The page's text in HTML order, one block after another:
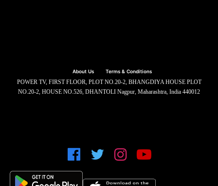
About Us Terms & Conditions
POWER TV, FIRST FLOOR, PLOT NO.20-2, BHANGDIYA HOUSE PLOT
NO.20-2, HOUSE NO.526, DHANTOLI Nagpur, Maharashtra, India 440012